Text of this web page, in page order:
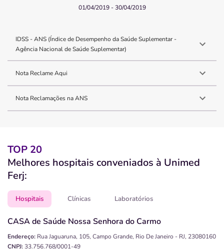
01/04/2019 - 30/04/2019
IDSS - ANS (Índice de Desempenho da Saúde Suplementar -
Agência Nacional de Saúde Suplementar)
Nota Reclame Aqui
Nota Reclamações na ANS
TOP 20
Melhores hospitais conveniados à Unimed
Ferj:
Hospitais Clínicas Laboratórios
CASA de Saúde Nossa Senhora do Carmo
Endereço: Rua Jaguaruna, 105, Campo Grande, Rio De Janeiro - RJ, 23080160
CNPJ:33.756.768/0001-49